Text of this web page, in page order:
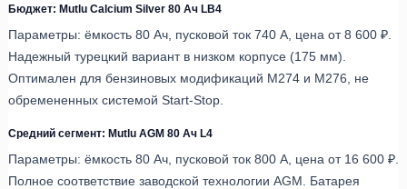
Бюджет: Mutlu Calcium Silver 80 Ач LB4
Параметры: ёмкость 80 Ач, пусковой ток 740 А, цена от 8 600 ₽.
Надежный турецкий вариант в низком корпусе (175 мм).
Оптимален для бензиновых модификаций M274 и M276, не
обремененных системой Start-Stop.
Средний сегмент: Mutlu AGM 80 Ач L4
Параметры: ёмкость 80 Ач, пусковой ток 800 А, цена от 16 600 ₽.
Полное соответствие заводской технологии AGM. Батарея